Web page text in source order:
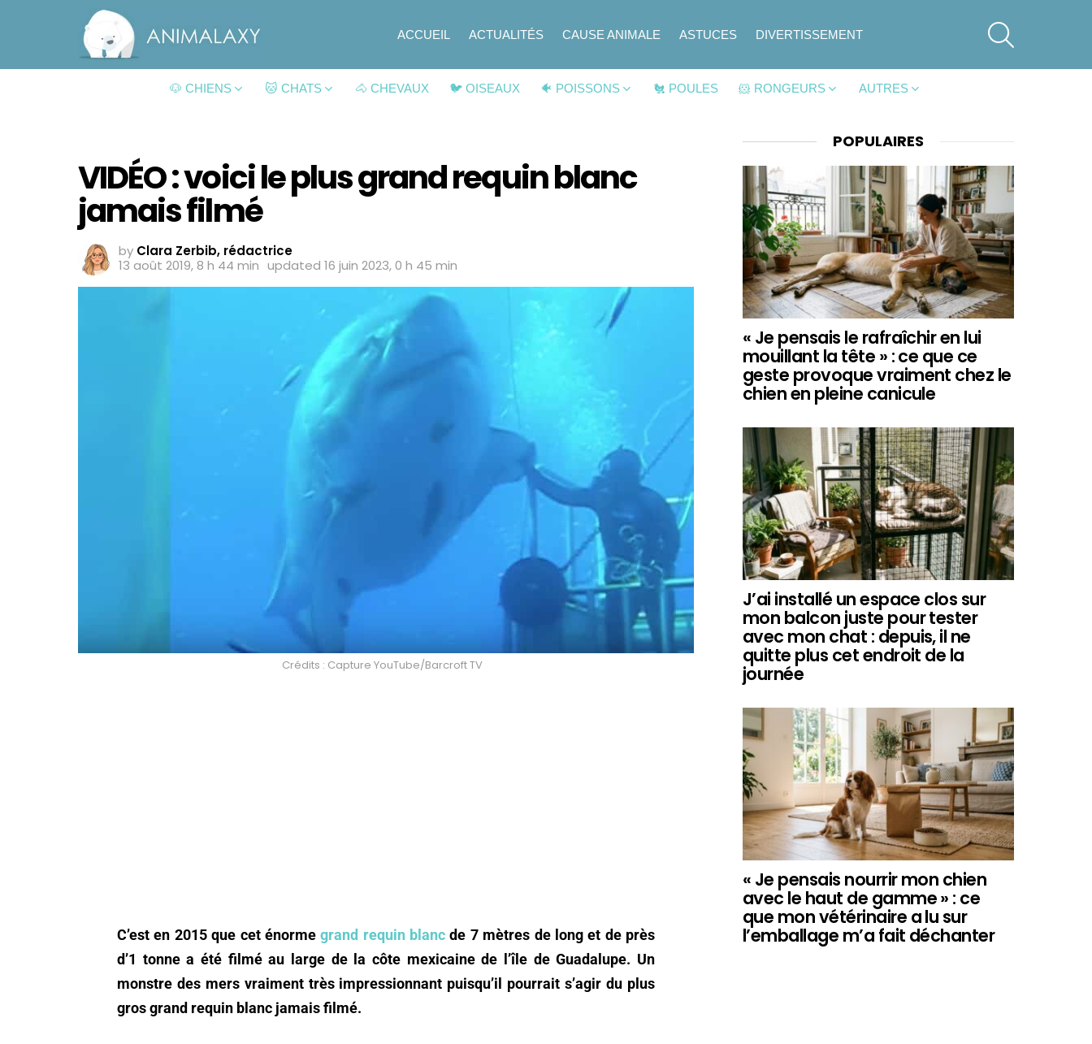
ACCUEIL ACTUALITÉS CAUSE ANIMALE ASTUCES DIVERTISSEMENT
🐶 CHIENS 🐱 CHATS 🐴 CHEVAUX 🐦 OISEAUX 🐠 POISSONS 🐔 POULES 🐹 RONGEURS AUTRES
VIDÉO : voici le plus grand requin blanc
jamais filmé
by Clara Zerbib, rédactrice
13 août 2019, 8 h 44 min updated 16 juin 2023, 0 h 45 min
Crédits : Capture YouTube/Barcroft TV
C’est en 2015 que cet énormegrand requin blanc de 7 mètres de long et de près
d’1 tonne a été filmé au large de la côte mexicaine de l’île de Guadalupe. Un
monstre des mers vraiment très impressionnant puisqu’il pourrait s’agir du plus
gros grand requin blanc jamais filmé.
POPULAIRES
« Je pensais le rafraîchir en lui
mouillant la tête » : ce que ce
geste provoque vraiment chez le
chien en pleine canicule
J’ai installé un espace clos sur
mon balcon juste pour tester
avec mon chat : depuis, il ne
quitte plus cet endroit de la
journée
« Je pensais nourrir mon chien
avec le haut de gamme » : ce
que mon vétérinaire a lu sur
l’emballage m’a fait déchanter